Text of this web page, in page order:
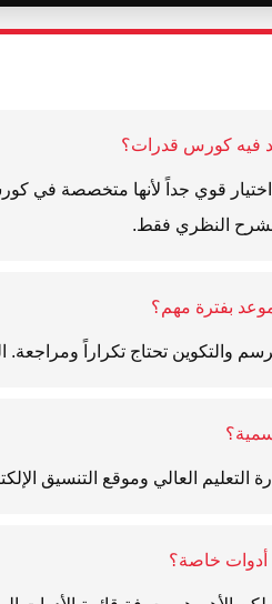
فيه كورس قدرات؟
قوي جداً لأنها متخصصة في
النظري فقط.
بفترة مهم؟
والتكوين تحتاج تكراراً ومراجعة.
التعليم العالي وموقع التنسيق
أدوات خاصة؟